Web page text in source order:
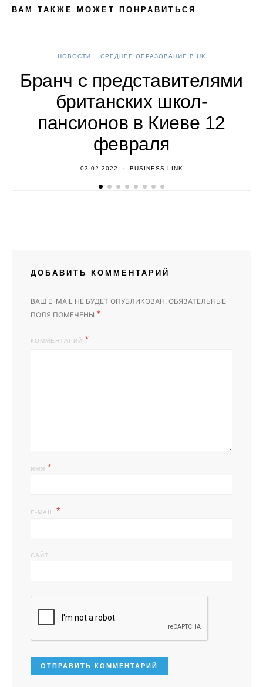
ВАМ ТАКЖЕ МОЖЕТ ПОНРАВИТЬСЯ
НОВОСТИ СРЕДНЕЕ ОБРАЗОВАНИЕ В UK
Бранч с представителями
британских школ-
пансионов в Киеве 12
февраля
03.02.2022 BUSINESS LINK
ДОБАВИТЬ КОММЕНТАРИЙ
ВАШ E-MAIL НЕ БУДЕТ ОПУБЛИКОВАН. ОБЯЗАТЕЛЬНЫЕ
ПОЛЯ ПОМЕЧЕНЫ *
КОММЕНТАРИЙ
ИМЯ *
E-MAIL *
САЙТ